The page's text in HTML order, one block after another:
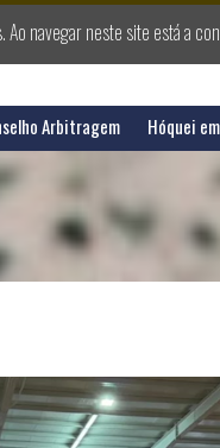
Arbitragem Hóquei
Ao navegar neste site está a